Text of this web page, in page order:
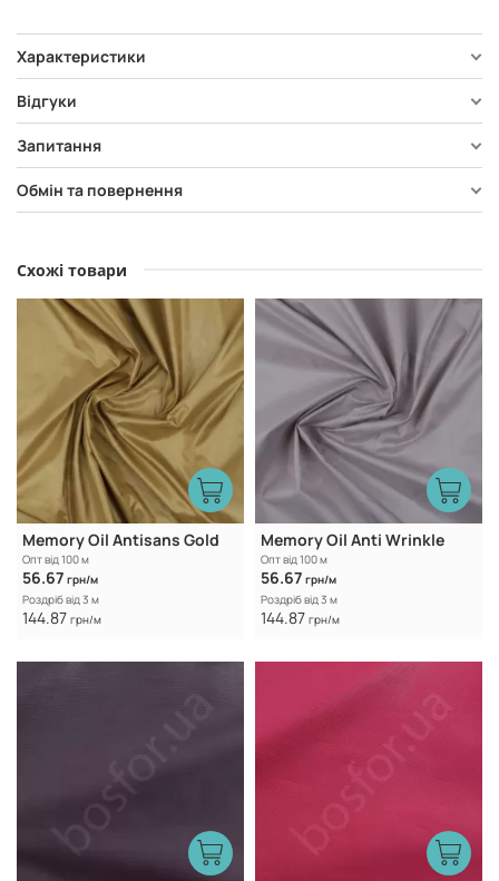
Характеристики
Відгуки
Запитання
Обмін та повернення
Схожі товари
Memory Oil Antisans Gold
Опт від 100 м
56.67 грн/м
Роздріб від 3 м
144.87 грн/м
Memory Oil Anti Wrinkle
Опт від 100 м
56.67 грн/м
Роздріб від 3 м
144.87 грн/м